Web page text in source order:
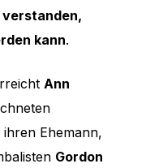
kann.
Ann
Ehemann,
Gordon